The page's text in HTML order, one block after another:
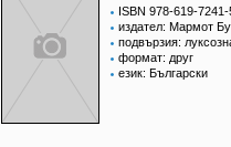
ISBN 978-619-
издател: Мармот
подвързия:
формат: друг
език: Български